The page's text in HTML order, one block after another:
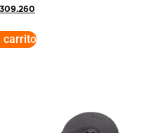
309.260
carrito